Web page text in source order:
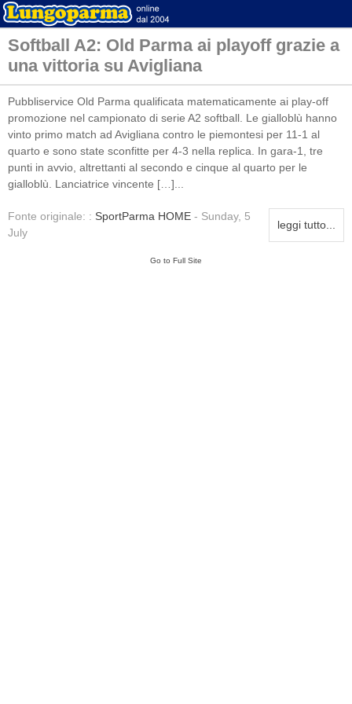
Softball A2: Old Parma ai playoff grazie a
una vittoria su Avigliana
Pubbliservice Old Parma qualificata matematicamente ai play-off
promozione nel campionato di serie A2 softball. Le gialloblù hanno
vinto primo match ad Avigliana contro le piemontesi per 11-1 al
quarto e sono state sconfitte per 4-3 nella replica. In gara-1, tre
punti in avvio, altrettanti al secondo e cinque al quarto per le
gialloblù. Lanciatrice vincente […]...
leggi tutto...
Fonte originale: : SportParma HOME - Sunday, 5
July
Go to Full Site